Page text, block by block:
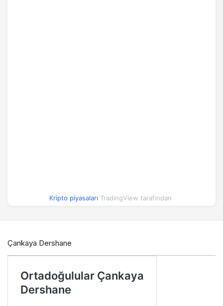
Kripto piyasaları TradingView tarafından
Çankaya Dershane